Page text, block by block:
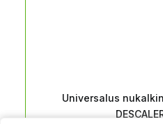
Universalus